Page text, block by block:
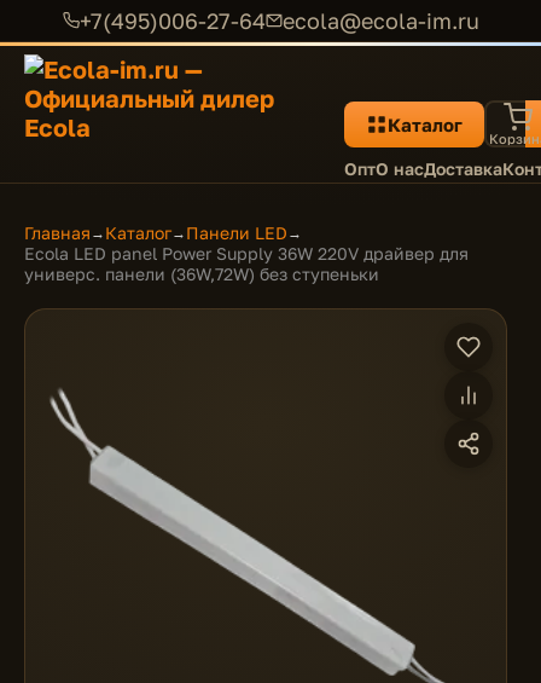
+7(495)006-27-64 ecola@ecola-im.ru
Каталог
ОптО насДоставка
Главная → Каталог→ Панели LED →
Ecola LED panel Power Supply 36W 220V драйвер для
универс. панели (36W,72W) без ступеньки